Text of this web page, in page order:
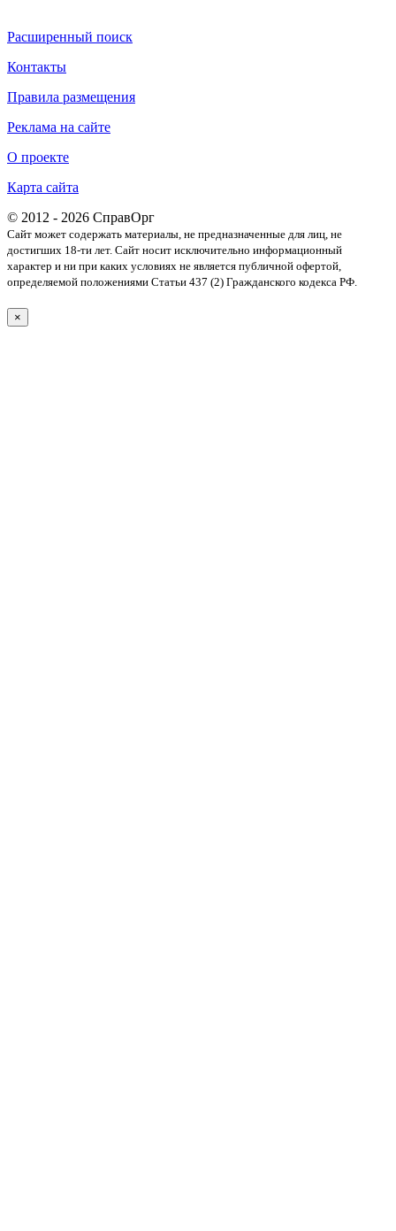
Расширенный поиск
Контакты
Правила размещения
Реклама на сайте
О проекте
Карта сайта
© 2012 - 2026 СправОрг
Сайт может содержать материалы, не предназначенные для лиц, не
достигших 18-ти лет. Cайт носит исключительно информационный
характер и ни при каких условиях не является публичной офертой,
определяемой положениями Статьи 437 (2) Гражданского кодекса РФ.
×